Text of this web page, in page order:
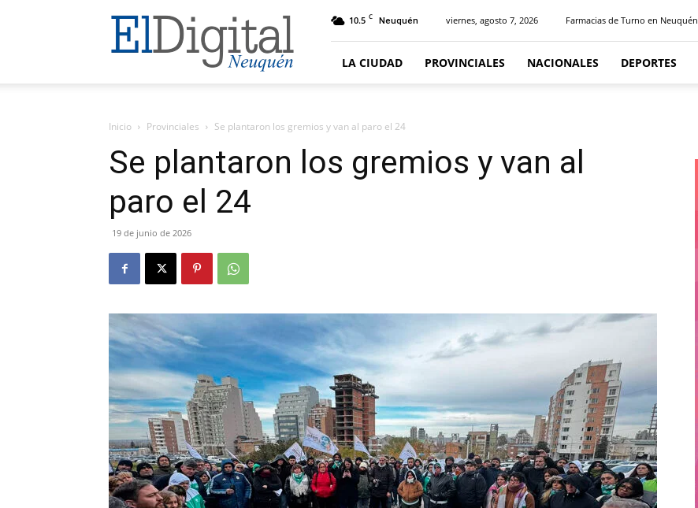
El
Digital
Neuquen
10.5 C Neuquén viernes, agosto 7, 2026 Farmacias de Turno en Neuquén
LA CIUDAD PROVINCIALES NACIONALES DEPORTES
Inicio Provinciales Se plantaron los gremios y van al paro el 24
Se plantaron los gremios y van al
paro el 24
19 de junio de 2026